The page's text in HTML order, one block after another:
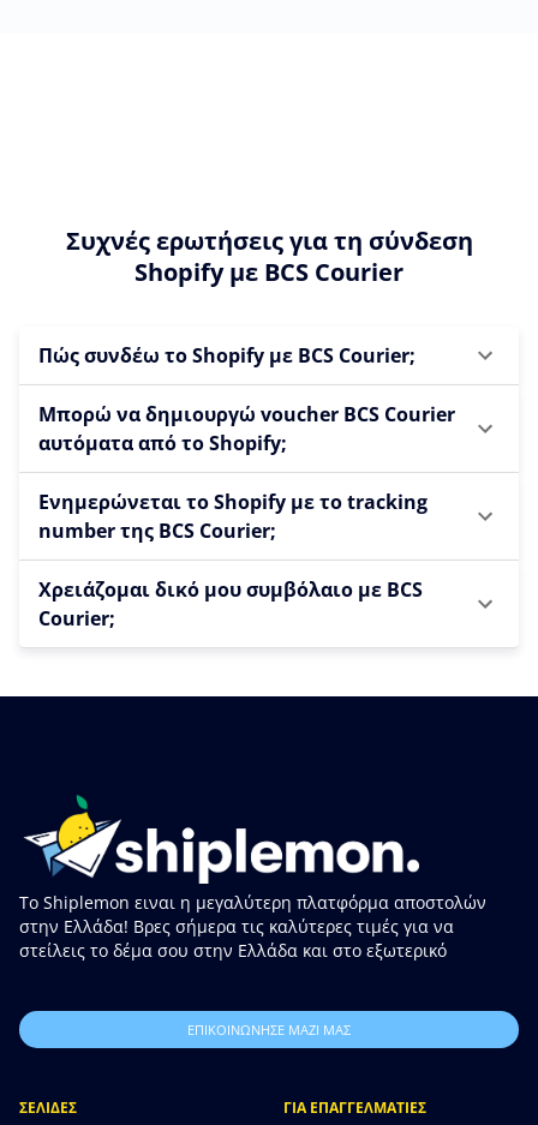
Συχνές ερωτήσεις για τη σύνδεση
Shopify με BCS Courier
Πώς συνδέω το Shopify με BCS Courier;
Μπορώ να δημιουργώ voucher BCS Courier
αυτόματα από το Shopify;
Ενημερώνεται το Shopify με το tracking
number της BCS Courier;
Χρειάζομαι δικό μου συμβόλαιο με BCS
Courier;
Το Shiplemon ειναι η μεγαλύτερη πλατφόρμα αποστολών
στην Ελλάδα! Βρες σήμερα τις καλύτερες τιμές για να
στείλεις το δέμα σου στην Ελλάδα και στο εξωτερικό
ΕΠΙΚΟΙΝΩΝΗΣΕ ΜΑΖΙ ΜΑΣ
ΣΕΛΙΔΕΣ ΓΙΑ ΕΠΑΓΓΕΛΜΑΤΙΕΣ